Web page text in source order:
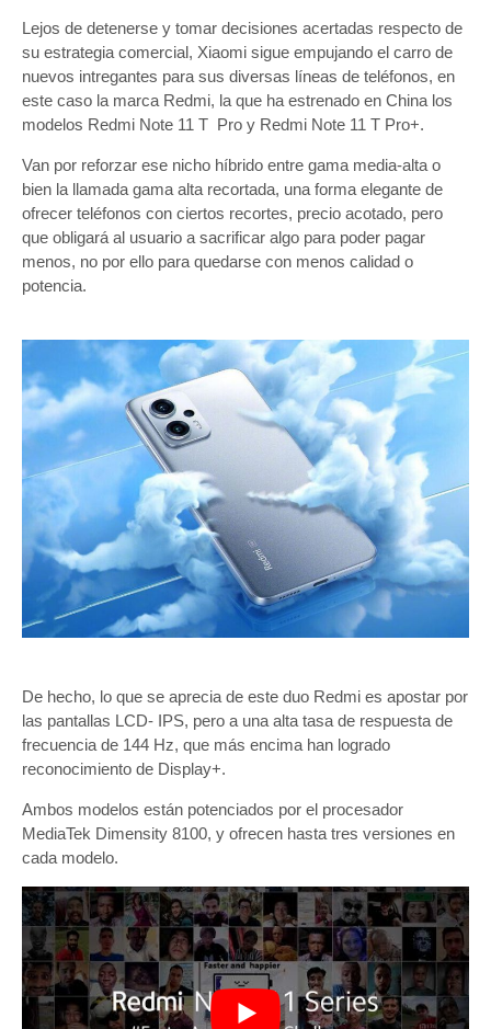
Lejos de detenerse y tomar decisiones acertadas respecto de
su estrategia comercial, Xiaomi sigue empujando el carro de
nuevos intregantes para sus diversas líneas de teléfonos, en
este caso la marca Redmi, la que ha estrenado en China los
modelos Redmi Note 11 T Pro y Redmi Note 11 T Pro+.
Van por reforzar ese nicho híbrido entre gama media-alta o
bien la llamada gama alta recortada, una forma elegante de
ofrecer teléfonos con ciertos recortes, precio acotado, pero
que obligará al usuario a sacrificar algo para poder pagar
menos, no por ello para quedarse con menos calidad o
potencia.
De hecho, lo que se aprecia de este duo Redmi es apostar por
las pantallas LCD- IPS, pero a una alta tasa de respuesta de
frecuencia de 144 Hz, que más encima han logrado
reconocimiento de Display+.
Ambos modelos están potenciados por el procesador
MediaTek Dimensity 8100, y ofrecen hasta tres versiones en
cada modelo.